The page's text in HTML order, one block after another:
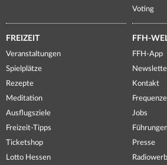
Voting
FREIZEIT
Veranstaltungen
Spielplätze
Rezepte
Meditation
Ausflugsziele
Freizeit-Tipps
Ticketshop
Lotto Hessen
FFH-
FFH-App
Kontakt
Jobs
Presse